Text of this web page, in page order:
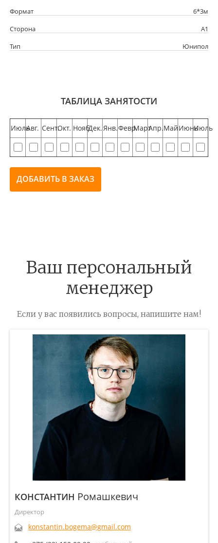
Формат
6*3м
Сторона
А1
Тип
Юнипол
ТАБЛИЦА ЗАНЯТОСТИ
ИюльАвг. Сент.Окт. Нояб.Дек. Янв.Февр.МартАпр.МайИюньИюль
ДОБАВИТЬ В ЗАКАЗ
Ваш персональный
менеджер
Если у вас появились вопросы, напишите нам!
КОНСТАНТИН Ромашкевич
Директор
konstantin.bogema@gmail.com